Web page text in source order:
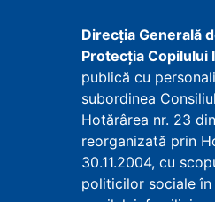
Direcţia Generală
Protecţia Copilului
publică cu
subordinea
Hotărârea nr. 23
reorganizată prin
30.11.2004, cu
politicilor sociale